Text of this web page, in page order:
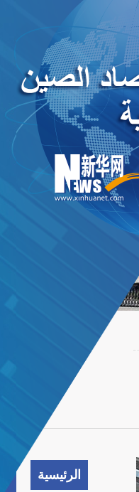
الرئيسية